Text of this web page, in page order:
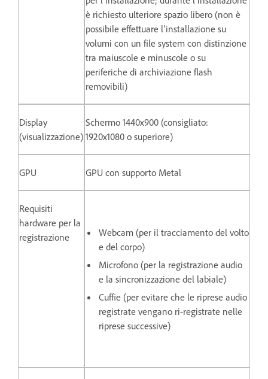
è richiesto ulteriore spazio libero (non è
possibile effettuare l’installazione su
volumi con un file system con distinzione
tra maiuscole e minuscole o su
periferiche di archiviazione flash
removibili)
Display
(visualizzazione)
Schermo 1440x900 (consigliato:
1920x1080 o superiore)
GPU GPU con supporto Metal
Requisiti
hardware per la
registrazione
Webcam (per il tracciamento del volto
e del corpo)
Microfono (per la registrazione audio
e la sincronizzazione del labiale)
Cuffie (per evitare che le riprese audio
registrate vengano ri-registrate nelle
riprese successive)